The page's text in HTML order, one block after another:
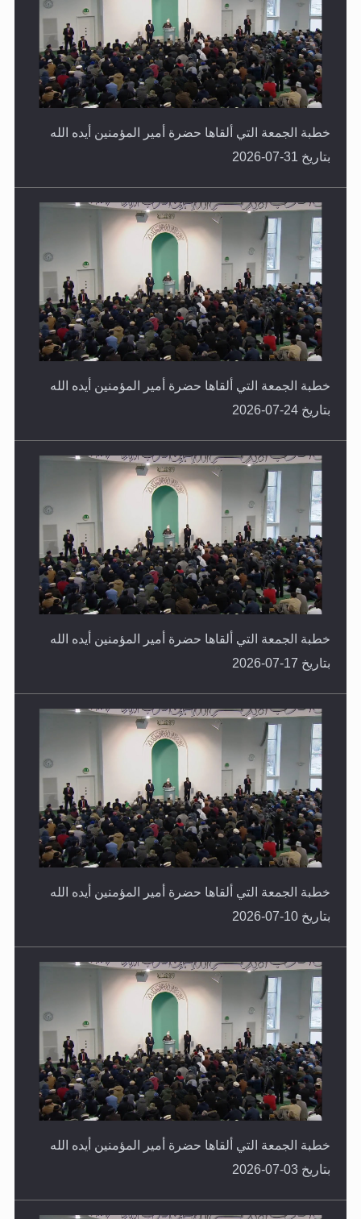
خطبة الجمعة التي ألقاها حضرة أمير المؤمنين أيده الله
بتاريخ 31-07-2026
خطبة الجمعة التي ألقاها حضرة أمير المؤمنين أيده الله
بتاريخ 24-07-2026
خطبة الجمعة التي ألقاها حضرة أمير المؤمنين أيده الله
بتاريخ 17-07-2026
خطبة الجمعة التي ألقاها حضرة أمير المؤمنين أيده الله
بتاريخ 10-07-2026
خطبة الجمعة التي ألقاها حضرة أمير المؤمنين أيده الله
بتاريخ 03-07-2026